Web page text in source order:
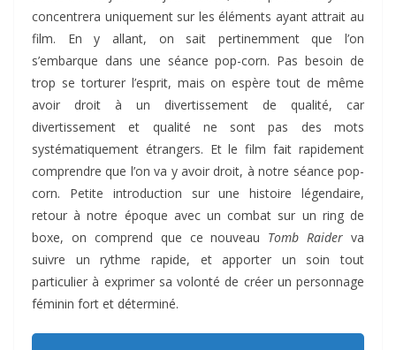
concentrera uniquement sur les éléments ayant attrait au
film. En y allant, on sait pertinemment que l’on
s’embarque dans une séance pop-corn. Pas besoin de
trop se torturer l’esprit, mais on espère tout de même
avoir droit à un divertissement de qualité, car
divertissement et qualité ne sont pas des mots
systématiquement étrangers. Et le film fait rapidement
comprendre que l’on va y avoir droit, à notre séance pop-
corn. Petite introduction sur une histoire légendaire,
retour à notre époque avec un combat sur un ring de
boxe, on comprend que ce nouveau Tomb Raider va
suivre un rythme rapide, et apporter un soin tout
particulier à exprimer sa volonté de créer un personnage
féminin fort et déterminé.